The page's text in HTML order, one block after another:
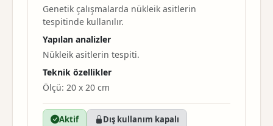
Genetik çalışmalarda nükleik asitlerin
tespitinde kullanılır.
Yapılan analizler
Nükleik asitlerin tespiti.
Teknik özellikler
Ölçü: 20 x 20 cm
Aktif Dış kullanım kapalı